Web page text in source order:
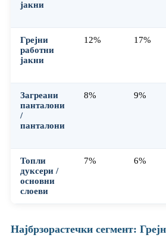
јакни
Грејни
работни
јакни
12% 17%
Загреани
панталони
/
панталони
8% 9%
Топли
дуксери /
основни
слоеви
7% 6%
Најбрзорастечки сегмент: